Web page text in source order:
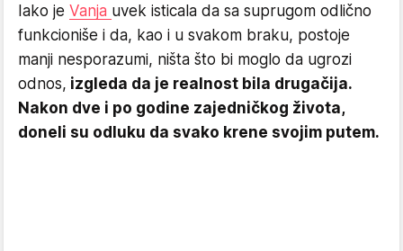
Iako je Vanja uvek isticala da sa suprugom odlično
funkcioniše i da, kao i u svakom braku, postoje
manji nesporazumi, ništa što bi moglo da ugrozi
odnos, izgleda da je realnost bila drugačija.
Nakon dve i po godine zajedničkog života,
doneli su odluku da svako krene svojim putem.